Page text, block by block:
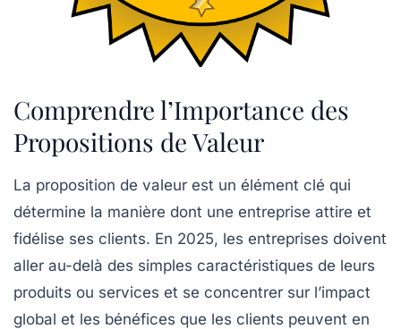
Comprendre l’Importance des
Propositions de Valeur
La proposition de valeur est un élément clé qui
détermine la manière dont une entreprise attire et
fidélise ses clients. En 2025, les entreprises doivent
aller au-delà des simples caractéristiques de leurs
produits ou services et se concentrer sur l’impact
global et les bénéfices que les clients peuvent en